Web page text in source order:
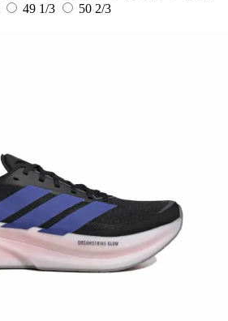
49 1/3
50 2/3